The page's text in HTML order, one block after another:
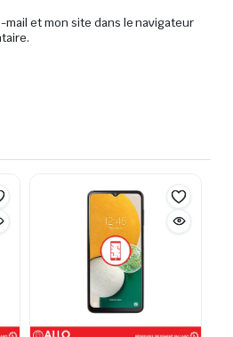
et mon site dans le navigateur